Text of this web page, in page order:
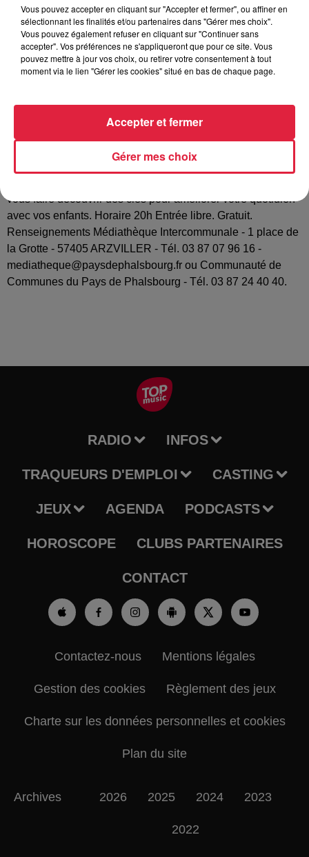
Une autorité bienveillante poser les limites à son enfant par
Mélissa Bland psychologue clinicienne et psychothérapeute
La Médiathèque Intercommunale d'Arzviller et l'association
« APA » (Parents d'Arzviller) proposent une conférence en
parent est semé d'embûches. L'une d'elle est le respect des
poser des limites à nos enfants. Comment poser des règles
vous faire découvrir des clés pour améliorer votre quotidien
avec vos enfants. Horaire 20h Entrée libre. Gratuit.
Renseignements Médiathèque Intercommunale - 1 place de
la Grotte - 57405 ARZVILLER - Tél. 03 87 07 96 16 -
mediatheque@paysdephalsbourg.fr ou Communauté de
Communes du Pays de Phalsbourg - Tél. 03 87 24 40 40.
RADIO INFOS
TRAQUEURS D'EMPLOI CASTING
JEUX AGENDA PODCASTS
HOROSCOPE CLUBS PARTENAIRES
CONTACT
Contactez-nous Mentions légales
Gestion des cookies Règlement des jeux
Charte sur les données personnelles et cookies
Plan du site
Archives 2026 2025 2024 2023
2022
Vous pouvez accepter en cliquant sur "Accepter et fermer", ou affiner en
sélectionnant les finalités et/ou partenaires dans "Gérer mes choix".
Vous pouvez également refuser en cliquant sur "Continuer sans
accepter". Vos préférences ne s'appliqueront que pour ce site. Vous
pouvez mettre à jour vos choix, ou retirer votre consentement à tout
moment via le lien "Gérer les cookies" situé en bas de chaque page.
Gérer mes choix
Accepter et fermer